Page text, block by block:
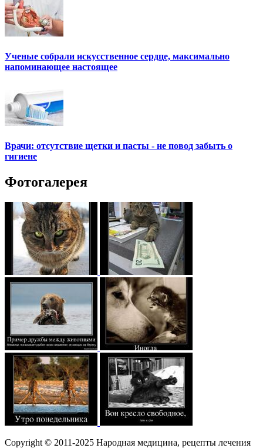
Ученые собрали искусственное сердце, максимально
напоминающее настоящее
Врачи: отсутствие щетки и пасты - не повод забыть о
гигиене
Фотогалерея
Copyright © 2011-2025 Народная медицина, рецепты лечения